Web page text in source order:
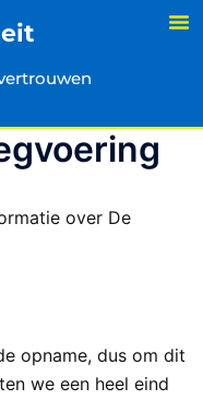
over De
opname, dus om dit
we een heel eind